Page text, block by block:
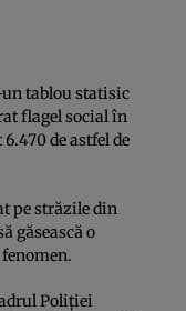
tablou statisic
flagel social în
de astfel de
pe străzile din
găsească o
Poliţiei